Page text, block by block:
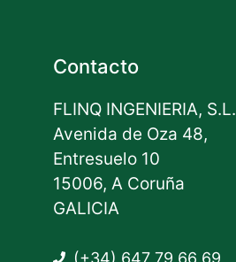
Contacto
FLINQ INGENIERIA, S.L.
Avenida de Oza 48,
Entresuelo 10
15006, A Coruña
GALICIA
(+34) 647 79 66 69